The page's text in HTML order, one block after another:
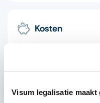
Visum legalisatie
Kosten
Spoed